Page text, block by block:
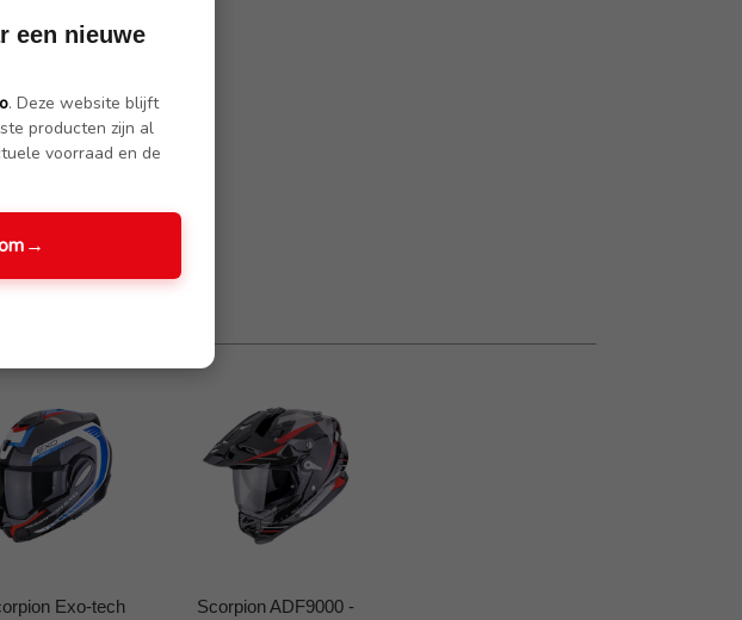
Exo-tech
Scorpion ADF9000 -
een nieuwe
. Deze website blijft
producten zijn al
voorraad en de
→